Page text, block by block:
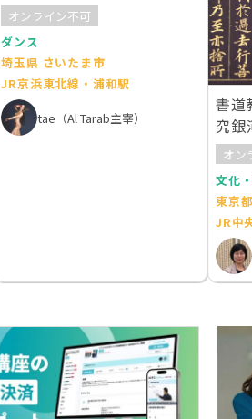
オンライン不可
ダンス
埼玉県 さいたま市
JR京浜東北線・浦和駅
tae（Al Tarab主宰）
書道
究銀
オン
文化
東京
JR中